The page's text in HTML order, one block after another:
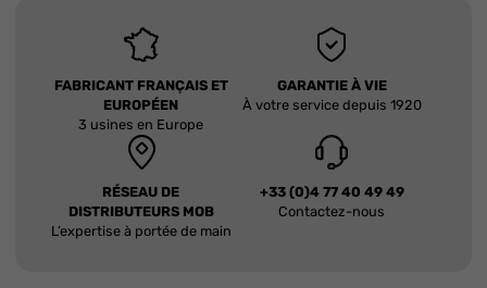
FABRICANT FRANÇAIS ET
EUROPÉEN
3 usines en Europe
GARANTIE À VIE
À votre service depuis 1920
RÉSEAU DE
DISTRIBUTEURS MOB
L’expertise à portée de main
+33 (0)4 77 40 49 49
Contactez-nous